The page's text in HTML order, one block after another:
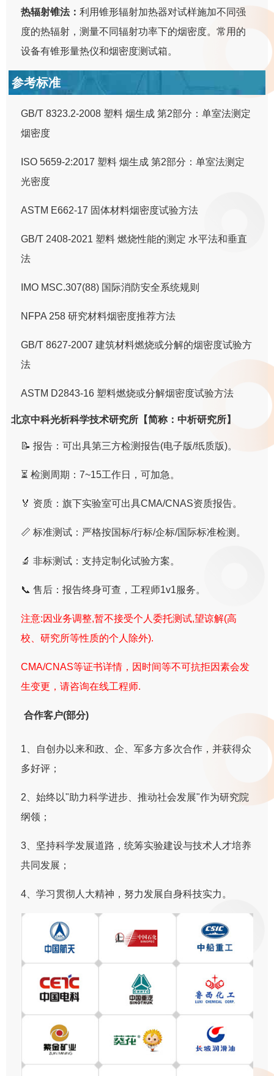
热辐射锥法：利用锥形辐射加热器对试样施加不同强
度的热辐射，测量不同辐射功率下的烟密度。常用的
设备有锥形量热仪和烟密度测试箱。
参考标准
GB/T 8323.2-2008 塑料 烟生成 第2部分：单室法测定
烟密度
ISO 5659-2:2017 塑料 烟生成 第2部分：单室法测定
光密度
ASTM E662-17 固体材料烟密度试验方法
GB/T 2408-2021 塑料 燃烧性能的测定 水平法和垂直
法
IMO MSC.307(88) 国际消防安全系统规则
NFPA 258 研究材料烟密度推荐方法
GB/T 8627-2007 建筑材料燃烧或分解的烟密度试验方
法
ASTM D2843-16 塑料燃烧或分解烟密度试验方法
北京中科光析科学技术研究所【简称：中析研究所】
📝 报告：可出具第三方检测报告(电子版/纸质版)。
⏳ 检测周期：7~15工作日，可加急。
🏅 资质：旗下实验室可出具CMA/CNAS资质报告。
📏 标准测试：严格按国标/行标/企标/国际标准检测。
🔬 非标测试：支持定制化试验方案。
📞 售后：报告终身可查，工程师1v1服务。
注意:因业务调整,暂不接受个人委托测试,望谅解(高
校、研究所等性质的个人除外).
CMA/CNAS等证书详情，因时间等不可抗拒因素会发
生变更，请咨询在线工程师.
合作客户(部分)
1、自创办以来和政、企、军多方多次合作，并获得众
多好评；
2、始终以"助力科学进步、推动社会发展"作为研究院
纲领；
3、坚持科学发展道路，统筹实验建设与技术人才培养
共同发展；
4、学习贯彻人大精神，努力发展自身科技实力。